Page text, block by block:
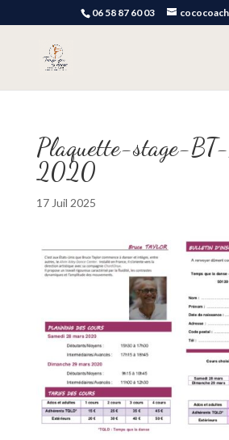
06 58 87 60 03
Plaquette-stage-
2020
17 Juil 2025